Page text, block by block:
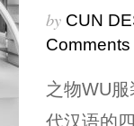
by CUN
Comments
之物WU服
代汉语的